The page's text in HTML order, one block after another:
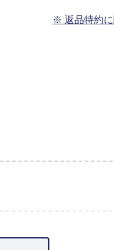
※ 返品特約に